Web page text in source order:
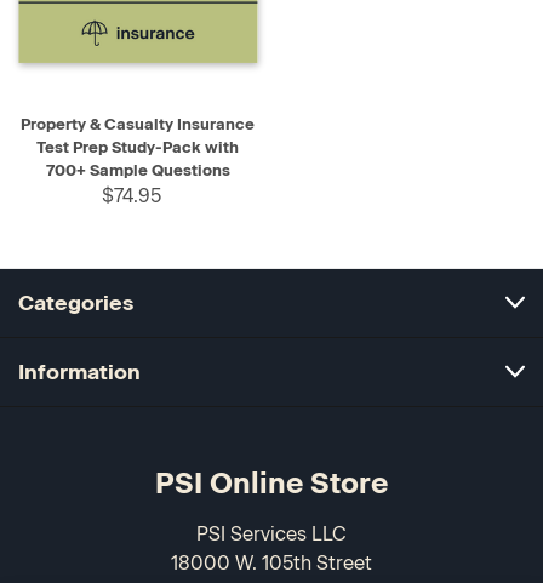
Property & Casualty Insurance
Test Prep Study-Pack with
700+ Sample Questions
$74.95
Categories
Information
PSI Online Store
PSI Services LLC
18000 W. 105th Street